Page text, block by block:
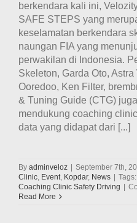
berkendara kali ini,
SAFE STEPS yang
keselamatan berkendara
naungan FIA yang
perwakilan di Indonesia.
Skeleton, Garda Oto,
Ooredoo, Ken Filter,
& Tuning Guide (CTG)
mendukung coaching
data yang didapat dari [...]
By adminveloz September 7th,
Clinic, Event, Kopdar, News Tags:
Coaching Clinic Safety Driving
Read More